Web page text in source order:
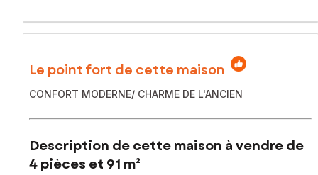
Le point fort de cette maison
CONFORT MODERNE/ CHARME DE L'ANCIEN
Description de cette maison à vendre de
4 pièces et 91 m²